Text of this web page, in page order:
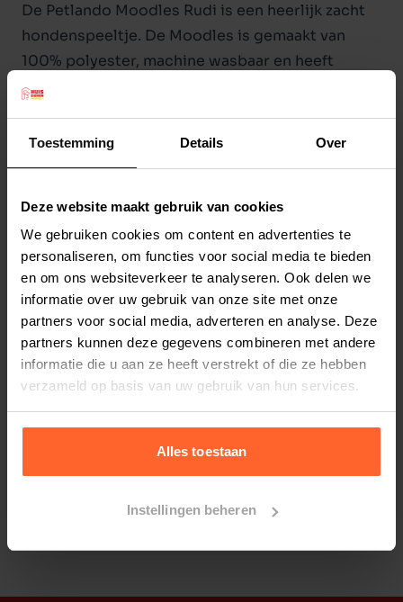
Toestemming Details Over
Deze website maakt gebruik van cookies
We gebruiken cookies om content en advertenties te
personaliseren, om functies voor social media te bieden
en om ons websiteverkeer te analyseren. Ook delen we
informatie over uw gebruik van onze site met onze
partners voor social media, adverteren en analyse. Deze
partners kunnen deze gegevens combineren met andere
informatie die u aan ze heeft verstrekt of die ze hebben
verzameld op basis van uw gebruik van hun services.
Alles toestaan
Instellingen beheren
De Petlando Moodles Rudi is een heerlijk zacht
hondenspeeltje. De Moodles is gemaakt van
100% polyester, machine wasbaar en heeft
versterkte naden. Indien u een pieper in
Moodles Rudi een ideale oplossing, er zit
Lengte: 20 cm.
Lees meer
Elke
2 weken
Elke
4 weken
Elke
6 weken
Elke
8 weken
Elke
Elke
12 weken
Bestelherinnering instellen